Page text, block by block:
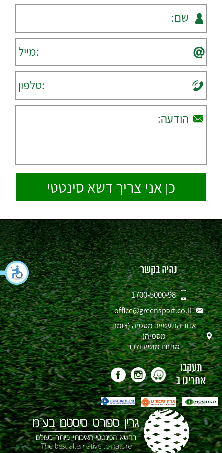
נהיה בקשר
1700-5000-98
office@greensport.co.il
אזור התעשייה מסמיה (צומת
מסמיה)
מתחם מושיקולנד
תעקבו
אחרינו ב